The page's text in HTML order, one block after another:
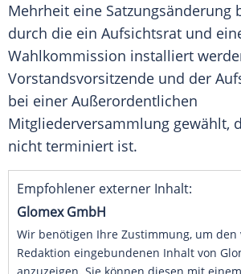
Mehrheit eine Satzungsänderung
durch die ein Aufsichtsrat und
Wahlkommission installiert
Vorstandsvorsitzende und der
bei einer Außerordentlichen
Mitgliederversammlung gewählt,
nicht terminiert ist.
Empfohlener externer Inhalt:
Glomex GmbH
Wir benötigen Ihre Zustimmung, um den
Redaktion eingebundenen Inhalt von